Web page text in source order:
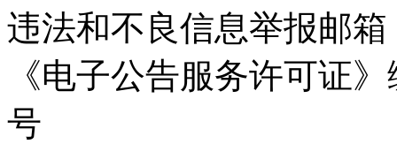
违法和不良信息举报邮箱
《电子公告服务许可证
号